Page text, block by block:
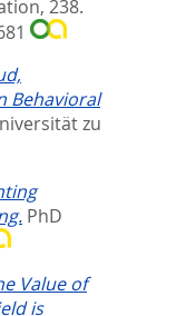
238.
Behavioral
zu
PhD
Value of
is